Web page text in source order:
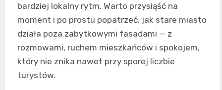
bardziej lokalny rytm. Warto przysiąść na
moment i po prostu popatrzeć, jak stare miasto
działa poza zabytkowymi fasadami — z
rozmowami, ruchem mieszkańców i spokojem,
który nie znika nawet przy sporej liczbie
turystów.